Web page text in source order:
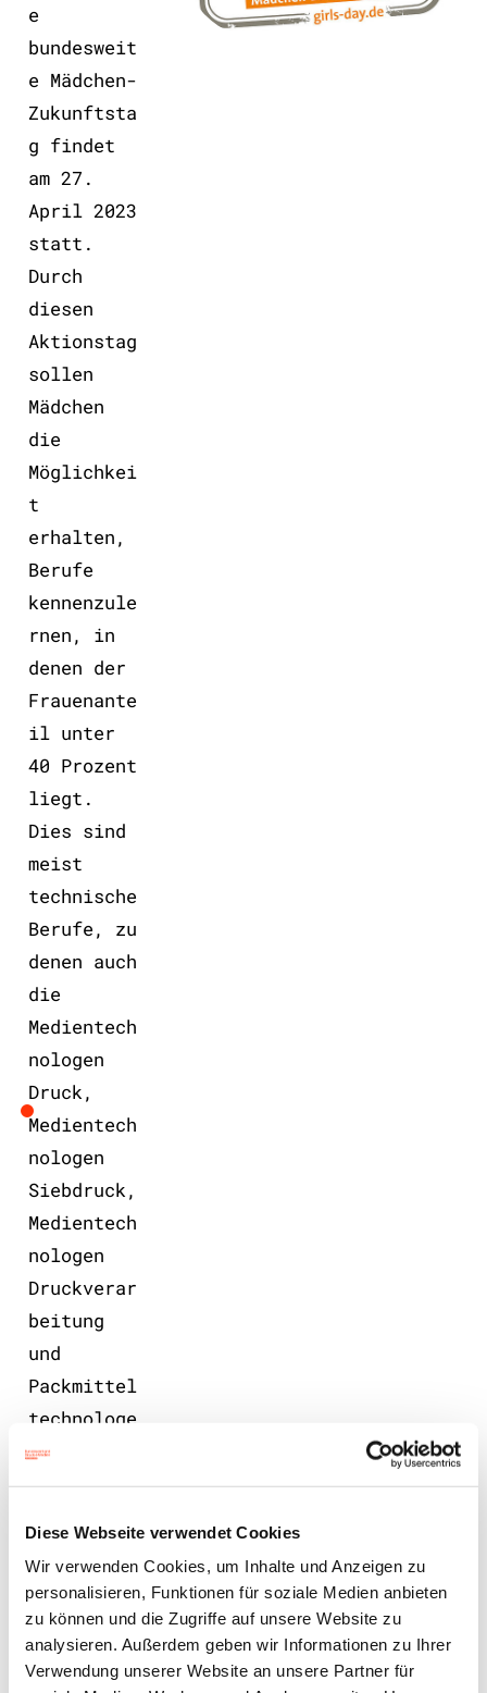
Diese Webseite verwendet Cookies
Wir verwenden Cookies, um Inhalte und Anzeigen zu
personalisieren, Funktionen für soziale Medien anbieten
zu können und die Zugriffe auf unsere Website zu
analysieren. Außerdem geben wir Informationen zu Ihrer
Verwendung unserer Website an unsere Partner für
e
bundesweit
e Mädchen-
Zukunftsta
g findet
am 27.
April 2023
statt.
Durch
diesen
Aktionstag
sollen
Mädchen
die
Möglichkei
t
erhalten,
Berufe
kennenzule
rnen, in
denen der
Frauenante
il unter
40 Prozent
liegt.
Dies sind
meist
technische
Berufe, zu
denen auch
die
Medientech
nologen
Druck,
Medientech
nologen
Siebdruck,
Medientech
nologen
Druckverar
beitung
und
Packmittel
technologe
n zählen.
Nutzen Sie
interessie
rten
Teilnehmer
innen